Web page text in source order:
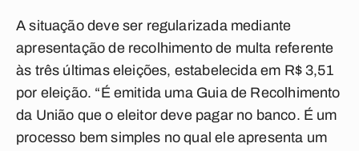
A situação deve ser regularizada mediante
apresentação de recolhimento de multa referente
às três últimas eleições, estabelecida em R$ 3,51
por eleição. “É emitida uma Guia de Recolhimento
da União que o eleitor deve pagar no banco. É um
processo bem simples no qual ele apresenta um